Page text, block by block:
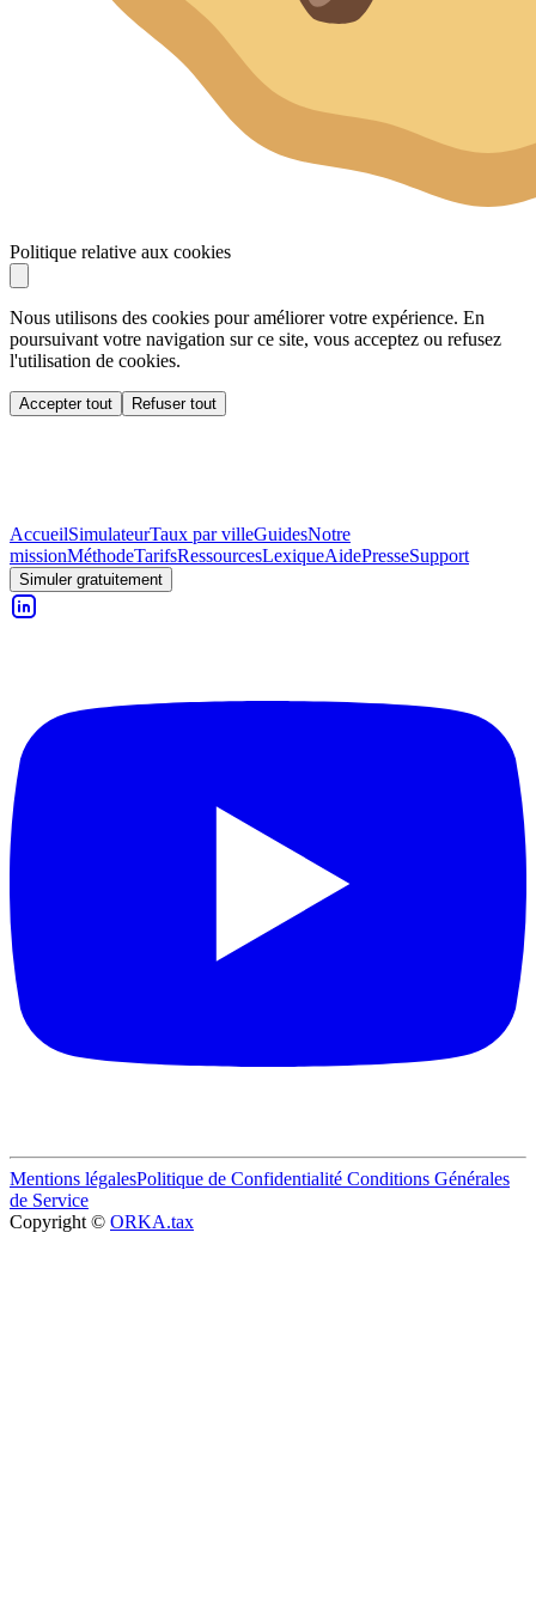
Politique relative aux cookies
Nous utilisons des cookies pour améliorer votre expérience. En
poursuivant votre navigation sur ce site, vous acceptez ou refusez
l'utilisation de cookies.
Accepter tout Refuser tout
AccueilSimulateurTaux par villeGuidesNotre
missionMéthodeTarifsRessourcesLexiqueAidePresseSupport
Simuler gratuitement
Mentions légalesPolitique de Confidentialité Conditions Générales
de Service
Copyright © ORKA.tax